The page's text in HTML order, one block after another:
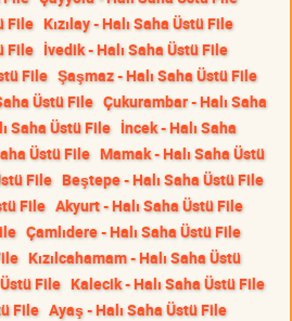
File Kızılay - Halı Saha Üstü File
File İvedik - Halı Saha Üstü File
File Şaşmaz - Halı Saha Üstü File
Üstü File Çukurambar - Halı Saha
Saha Üstü File İncek - Halı Saha
Üstü File Mamak - Halı Saha Üstü
File Beştepe - Halı Saha Üstü File
File Akyurt - Halı Saha Üstü File
Çamlıdere - Halı Saha Üstü File
Kızılcahamam - Halı Saha Üstü
File Kalecik - Halı Saha Üstü File
File Ayaş - Halı Saha Üstü File